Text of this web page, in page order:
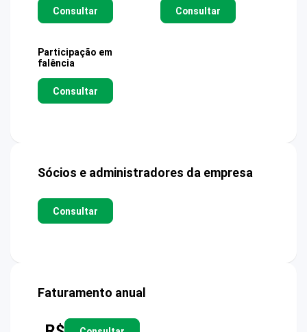
Consultar Consultar
Participação em
falência
Consultar
Sócios e administradores da empresa
Consultar
Faturamento anual